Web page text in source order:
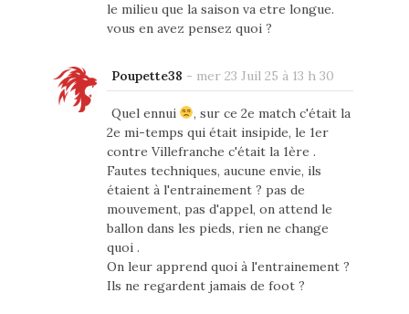
le milieu que la saison va etre longue.
vous en avez pensez quoi ?
Poupette38 - mer 23 Juil 25 à 13 h 30
Quel ennui
, sur ce 2e match c'était la
2e mi-temps qui était insipide, le 1er
contre Villefranche c'était la 1ère .
Fautes techniques, aucune envie, ils
étaient à l'entrainement ? pas de
mouvement, pas d'appel, on attend le
ballon dans les pieds, rien ne change
quoi .
On leur apprend quoi à l'entrainement ?
Ils ne regardent jamais de foot ?